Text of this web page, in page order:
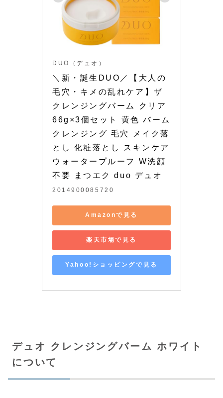
DUO（デュオ）
＼新・誕生DUO／【大人の
毛穴・キメの乱れケア】ザ
クレンジングバーム クリア
66g×3個セット 黄色 バーム
クレンジング 毛穴 メイク落
とし 化粧落とし スキンケア
ウォータープルーフ W洗顔
不要 まつエク duo デュオ
2014900085720
Amazonで見る
楽天市場で見る
Yahoo!ショッピングで見る
デュオ クレンジングバーム ホワイト
について